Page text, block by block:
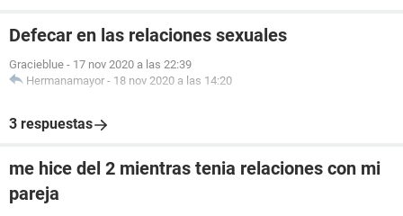
Defecar en las relaciones sexuales
Gracieblue - 17 nov 2020 a las 22:39
Hermanamayor - 18 nov 2020 a las 14:20
3 respuestas
me hice del 2 mientras tenia relaciones con mi
pareja